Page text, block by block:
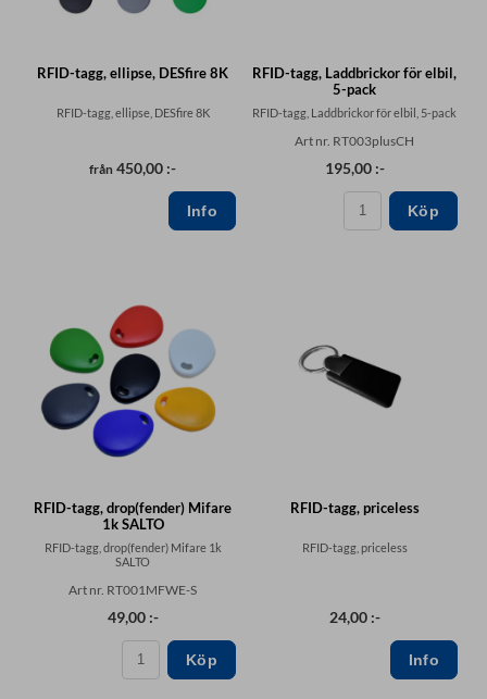
RFID-tagg, ellipse, DESfire 8K
RFID-tagg, ellipse, DESfire 8K
från 450,00 :-
RFID-tagg, Laddbrickor för elbil,
5-pack
RFID-tagg, Laddbrickor för elbil, 5-pack
Art nr. RT003plusCH
195,00 :-
Köp
RFID-tagg, drop(fender) Mifare
1k SALTO
RFID-tagg, drop(fender) Mifare 1k
SALTO
Art nr. RT001MFWE-S
49,00 :-
Köp
RFID-tagg, priceless
RFID-tagg, priceless
24,00 :-